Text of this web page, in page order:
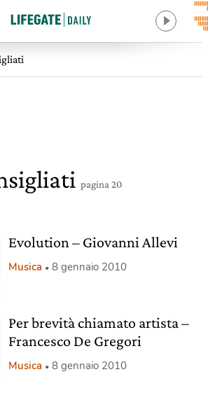
pagina 20
Evolution – Giovanni Allevi
Musica 8 gennaio 2010
Per brevità chiamato artista –
Francesco De Gregori
Musica 8 gennaio 2010